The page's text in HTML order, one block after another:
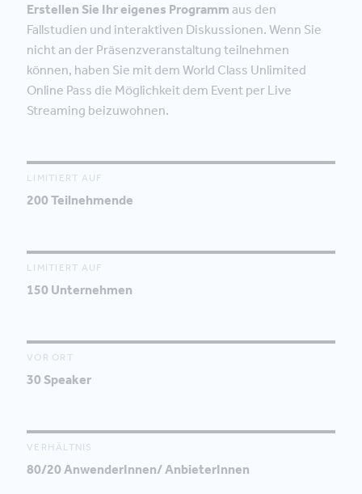
Erstellen Sie Ihr eigenes Programm aus den
Fallstudien und interaktiven Diskussionen. Wenn Sie
nicht an der Präsenzveranstaltung teilnehmen
können, haben Sie mit dem World Class Unlimited
Online Pass die Möglichkeit dem Event per Live
Streaming beizuwohnen.
LIMITIERT AUF
200 Teilnehmende
LIMITIERT AUF
150 Unternehmen
VOR ORT
30 Speaker
VERHÄLTNIS
80/20 AnwenderInnen/ AnbieterInnen